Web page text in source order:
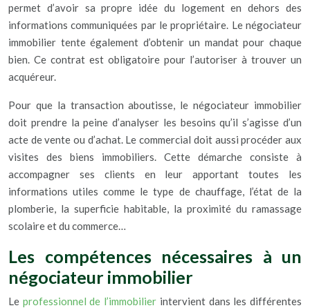
permet d’avoir sa propre idée du logement en dehors des
informations communiquées par le propriétaire. Le négociateur
immobilier tente également d’obtenir un mandat pour chaque
bien. Ce contrat est obligatoire pour l’autoriser à trouver un
acquéreur.
Pour que la transaction aboutisse, le négociateur immobilier
doit prendre la peine d’analyser les besoins qu’il s’agisse d’un
acte de vente ou d’achat. Le commercial doit aussi procéder aux
visites des biens immobiliers. Cette démarche consiste à
accompagner ses clients en leur apportant toutes les
informations utiles comme le type de chauffage, l’état de la
plomberie, la superficie habitable, la proximité du ramassage
scolaire et du commerce…
Les compétences nécessaires à un
négociateur immobilier
Le professionnel de l’immobilier intervient dans les différentes